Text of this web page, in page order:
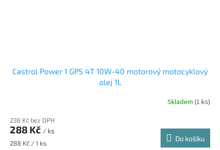
Castrol Power 1 GPS 4T 10W-40 motorový motocyklový
olej 1L
Skladem (1 ks)
238 Kč bez DPH
288 Kč / ks
Měrná
288 Kč / 1 ks
Do košíku